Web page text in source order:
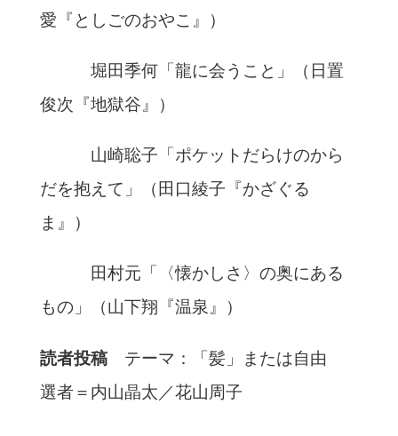
愛『としごのおやこ』）
堀田季何「龍に会うこと」（日置
俊次『地獄谷』）
山崎聡子「ポケットだらけのから
だを抱えて」（田口綾子『かざぐる
ま』）
田村元「〈懐かしさ〉の奥にある
もの」（山下翔『温泉』）
読者投稿テーマ：「髪」または自由
選者＝内山晶太／花山周子